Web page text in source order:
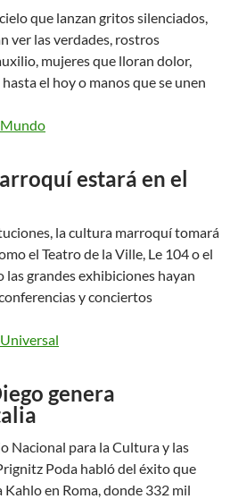
que lanzan gritos silenciados,
ver las verdades, rostros
mujeres que lloran dolor,
el hoy o manos que se unen
estará en el
la cultura marroquí tomará
el Teatro de la Ville, Le 104 o el
grandes exhibiciones hayan
y conciertos
genera
Nacional para la Cultura y las
Poda habló del éxito que
en Roma, donde 332 mil